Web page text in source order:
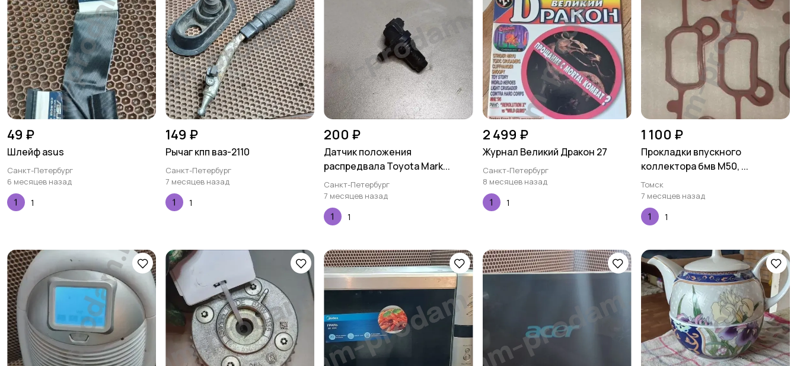
49 ₽
Шлейф asus
Санкт-Петербург
6 месяцев назад
1
149 ₽
Рычаг кпп ваз-2110
Санкт-Петербург
7 месяцев назад
1
200 ₽
Датчик положения
распредвала Toyota Mark...
Санкт-Петербург
7 месяцев назад
1
2 499 ₽
Журнал Великий Дракон 27
Санкт-Петербург
8 месяцев назад
1
1 100 ₽
Прокладки впускного
коллектора бмв М50, ...
Томск
7 месяцев назад
1